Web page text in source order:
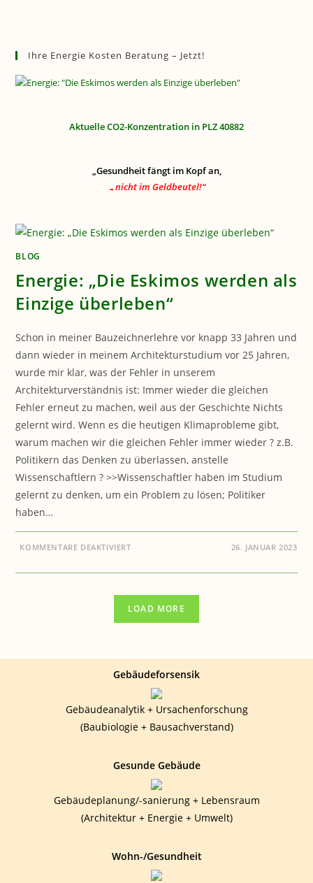
Ihre Energie Kosten Beratung – Jetzt!
Aktuelle CO2-Konzentration in PLZ 40882
„Gesundheit fängt im Kopf an,
…nicht im Geldbeutel!“
BLOG
Energie: „Die Eskimos werden als
Einzige überleben“
Schon in meiner Bauzeichnerlehre vor knapp 33 Jahren und
dann wieder in meinem Architekturstudium vor 25 Jahren,
wurde mir klar, was der Fehler in unserem
Architekturverständnis ist: Immer wieder die gleichen
Fehler erneut zu machen, weil aus der Geschichte Nichts
gelernt wird. Wenn es die heutigen Klimaprobleme gibt,
warum machen wir die gleichen Fehler immer wieder ? z.B.
Politikern das Denken zu überlassen, anstelle
Wissenschaftlern ? >>Wissenschaftler haben im Studium
gelernt zu denken, um ein Problem zu lösen; Politiker
haben…
KOMMENTARE DEAKTIVIERTFÜR
ESKIMOS
ALS
ÜBERLEBEN“
26. JANUAR 2023
LOAD MORE
Gebäudeforsensik
Gebäudeanalytik + Ursachenforschung
(Baubiologie + Bausachverstand)
Gesunde Gebäude
Gebäudeplanung/-sanierung + Lebensraum
(Architektur + Energie + Umwelt)
Wohn-/Gesundheit